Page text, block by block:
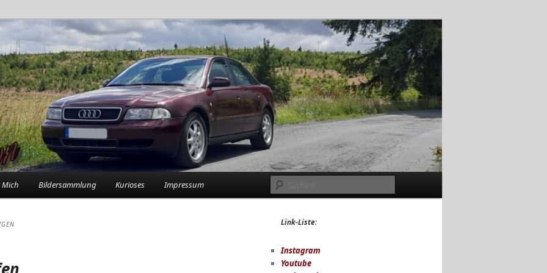
in der Garage
Bildersammlung Kurioses Impressum
Link-Liste:
Instagram
Youtube